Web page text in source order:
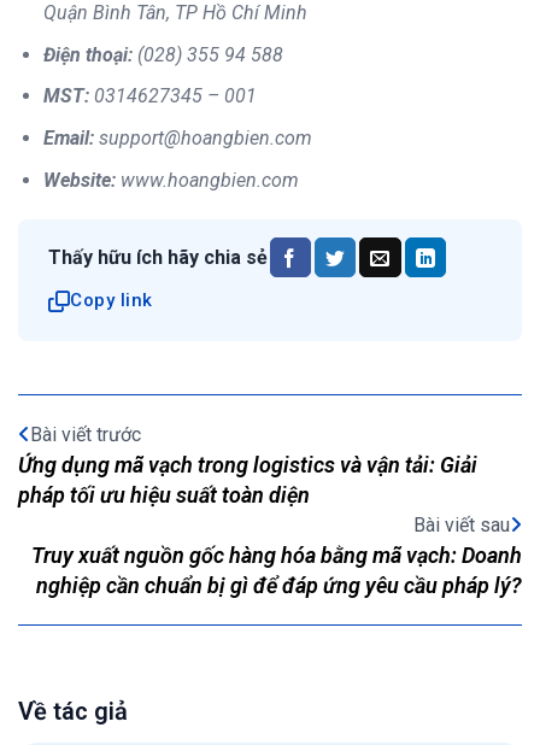
Quận Bình Tân, TP Hồ Chí Minh
Điện thoại:(028) 355 94 588
MST:0314627345 – 001
Email:support@hoangbien.com
Website: www.hoangbien.com
Thấy hữu ích hãy chia sẻ
Copy link
Bài viết trước
Ứng dụng mã vạch trong logistics và vận tải: Giải
pháp tối ưu hiệu suất toàn diện
Bài viết sau
Truy xuất nguồn gốc hàng hóa bằng mã vạch: Doanh
nghiệp cần chuẩn bị gì để đáp ứng yêu cầu pháp lý?
Về tác giả